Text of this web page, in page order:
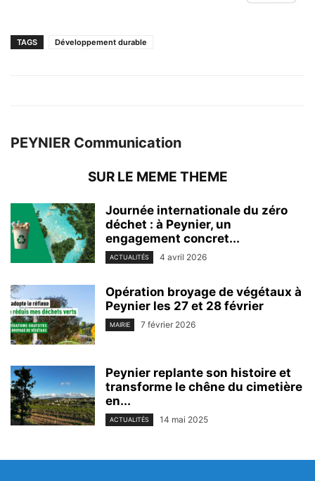
TAGS Développement durable
PEYNIER Communication
SUR LE MEME THEME
Journée internationale du zéro
déchet : à Peynier, un
engagement concret...
ACTUALITÉS 4 avril 2026
Opération broyage de végétaux à
Peynier les 27 et 28 février
MAIRIE 7 février 2026
Peynier replante son histoire et
transforme le chêne du cimetière
en...
ACTUALITÉS 14 mai 2025